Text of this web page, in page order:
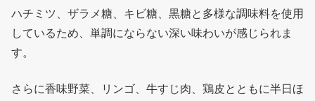
ハチミツ、ザラメ糖、キビ糖、黒糖と多様な調味料を使用
しているため、単調にならない深い味わいが感じられま
す。
さらに香味野菜、リンゴ、牛すじ肉、鶏皮とともに半日ほ